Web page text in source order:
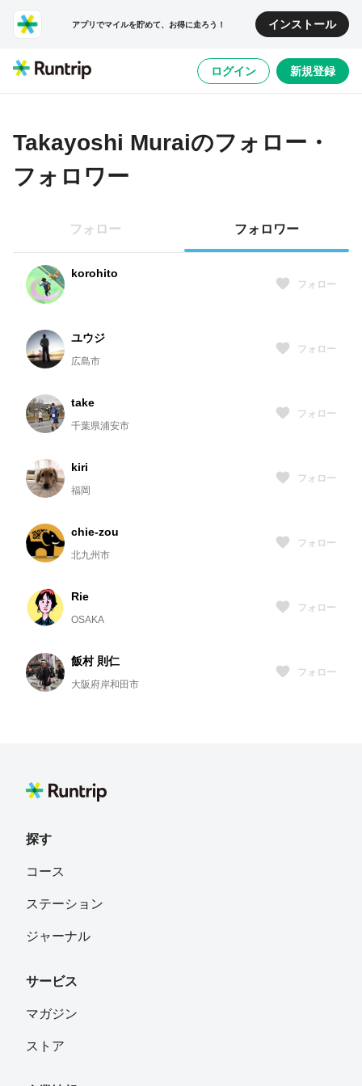
アプリでマイルを貯めて、お得に走ろう！ インストール
ログイン 新規登録
Takayoshi Muraiのフォロー・
フォロワー
フォロー フォロワー
korohito
フォロー
ユウジ
広島市
フォロー
take
千葉県浦安市
フォロー
kiri
福岡
フォロー
chie-zou
北九州市
フォロー
Rie
OSAKA
フォロー
飯村 則仁
大阪府岸和田市
フォロー
れお
広島
さっちゃん
探す
コース
ステーション
ジャーナル
サービス
マガジン
ストア